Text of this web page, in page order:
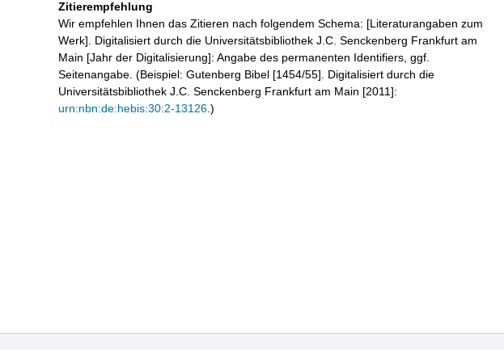
Zitierempfehlung
Wir empfehlen Ihnen das Zitieren nach folgendem Schema: [Literaturangaben zum
Werk]. Digitalisiert durch die Universitätsbibliothek J.C. Senckenberg Frankfurt am
Main [Jahr der Digitalisierung]: Angabe des permanenten Identifiers, ggf.
Seitenangabe. (Beispiel: Gutenberg Bibel [1454/55]. Digitalisiert durch die
Universitätsbibliothek J.C. Senckenberg Frankfurt am Main [2011]:
urn:nbn:de:hebis:30:2-13126 .)